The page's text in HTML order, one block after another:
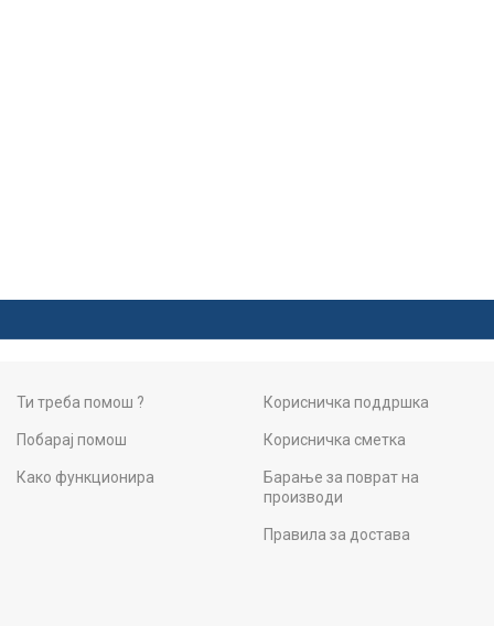
Ти треба помош ?
Побарај помош
Како функционира
Корисничка поддршка
Корисничка сметка
Барање за поврат на
производи
Правила за достава